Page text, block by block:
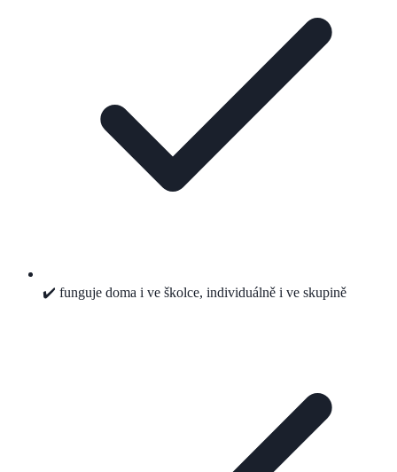
✔️ funguje doma i ve školce, individuálně i ve skupině